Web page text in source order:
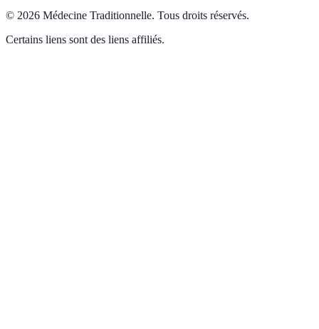
© 2026 Médecine Traditionnelle. Tous droits réservés.
Certains liens sont des liens affiliés.